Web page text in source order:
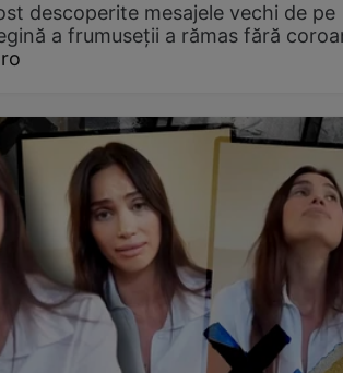
descoperite mesajele vechi de pe
a frumuseții a rămas fără